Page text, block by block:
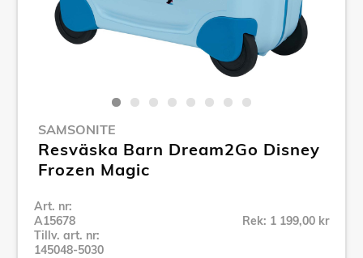
SAMSONITE
Resväska Barn Dream2Go Disney
Frozen Magic
Art. nr:
A15678
Tillv. art. nr:
145048-5030
Rek: 1 199,00 kr